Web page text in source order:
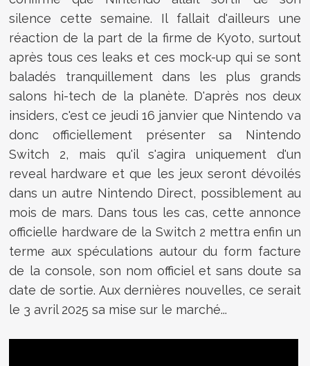
silence cette semaine. Il fallait d'ailleurs une
réaction de la part de la firme de Kyoto, surtout
après tous ces leaks et ces mock-up qui se sont
baladés tranquillement dans les plus grands
salons hi-tech de la planète. D'après nos deux
insiders, c'est ce jeudi 16 janvier que Nintendo va
donc officiellement présenter sa Nintendo
Switch 2, mais qu'il s'agira uniquement d'un
reveal hardware et que les jeux seront dévoilés
dans un autre Nintendo Direct, possiblement au
mois de mars. Dans tous les cas, cette annonce
officielle hardware de la Switch 2 mettra enfin un
terme aux spéculations autour du form facture
de la console, son nom officiel et sans doute sa
date de sortie. Aux dernières nouvelles, ce serait
le 3 avril 2025 sa mise sur le marché...